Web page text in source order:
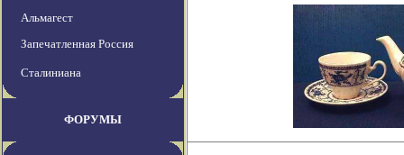
Альмагест
Запечатленная Россия
Сталиниана
ФОРУМЫ